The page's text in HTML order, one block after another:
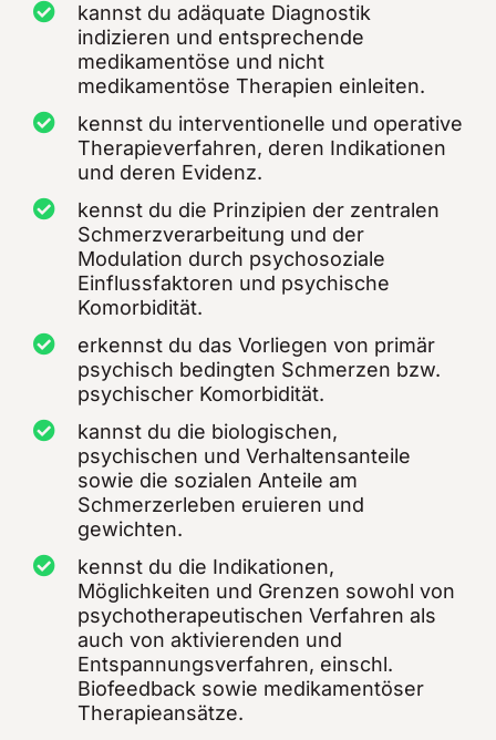
kannst du adäquate Diagnostik
indizieren und entsprechende
medikamentöse und nicht
medikamentöse Therapien einleiten.
kennst du interventionelle und operative
Therapieverfahren, deren Indikationen
und deren Evidenz.
kennst du die Prinzipien der zentralen
Schmerzverarbeitung und der
Modulation durch psychosoziale
Einflussfaktoren und psychische
Komorbidität.
erkennst du das Vorliegen von primär
psychisch bedingten Schmerzen bzw.
psychischer Komorbidität.
kannst du die biologischen,
psychischen und Verhaltensanteile
sowie die sozialen Anteile am
Schmerzerleben eruieren und
gewichten.
kennst du die Indikationen,
Möglichkeiten und Grenzen sowohl von
psychotherapeutischen Verfahren als
auch von aktivierenden und
Entspannungsverfahren, einschl.
Biofeedback sowie medikamentöser
Therapieansätze.